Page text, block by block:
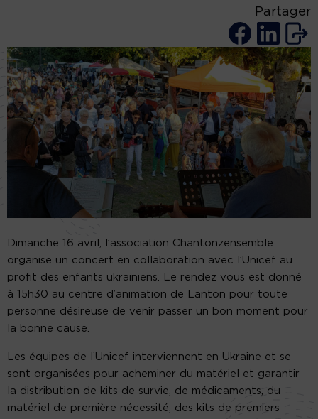
Partager
Dimanche 16 avril, l’association Chantonzensemble
organise un concert en collaboration avec l’Unicef au
profit des enfants ukrainiens. Le rendez vous est donné
à 15h30 au centre d’animation de Lanton pour toute
personne désireuse de venir passer un bon moment pour
la bonne cause.
Les équipes de l’Unicef interviennent en Ukraine et se
sont organisées pour acheminer du matériel et garantir
la distribution de kits de survie, de médicaments, du
matériel de première nécessité, des kits de premiers